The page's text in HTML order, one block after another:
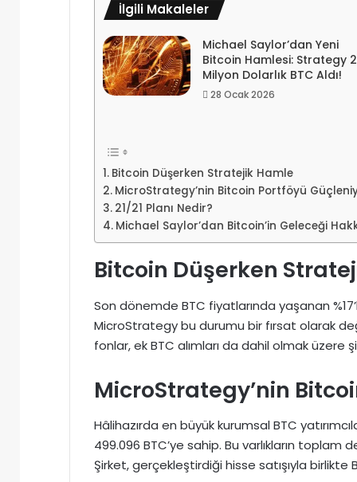
İlgili Makaleler
Michael Saylor’dan Yeni
Bitcoin Hamlesi: Strategy
Milyon Dolarlık BTC Aldı!
28 Ocak 2026
Bitcoin Düşerken Stratejik Hamle
MicroStrategy’nin Bitcoin Portföyü
21/21 Planı Nedir?
Michael Saylor’dan Bitcoin’in Geleceği
Bitcoin Düşerken
Son dönemde BTC fiyatlarında yaşanan
MicroStrategy bu durumu bir fırsat olarak
fonlar, ek BTC alımları da dahil olmak
MicroStrategy’nin
Hâlihazırda en büyük kurumsal BTC
499.096 BTC’ye sahip. Bu varlıkların toplam
Şirket, gerçekleştirdiği hisse satışıyla birlikte